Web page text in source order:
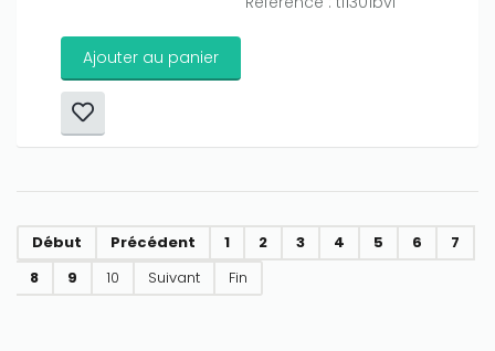
Ajouter au panier
Début Précédent 1 2 3 4 5 6
7
8
9 10 Suivant Fin